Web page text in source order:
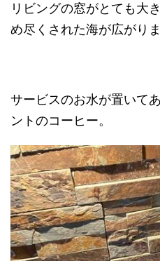
リビングの窓がとても大
め尽くされた海が広がりま
サービスのお水が置いて
ントのコーヒー。